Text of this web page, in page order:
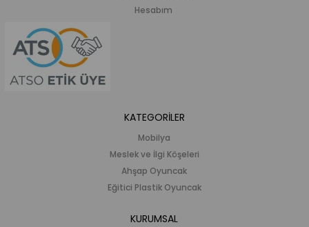
Hesabım
KATEGORİLER
Mobilya
Meslek ve İlgi Köşeleri
Ahşap Oyuncak
Eğitici Plastik Oyuncak
KURUMSAL